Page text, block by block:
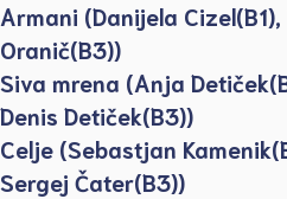
Armani (Danijela
Oranič(B3))
Siva mrena (Anja
Denis Detiček(B3))
Celje (Sebastjan
Sergej Čater(B3))